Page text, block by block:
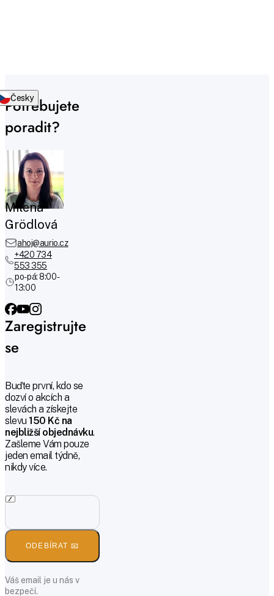
Potřebujete
poradit?
Milena
Grödlová
ahoj@aurio.cz
+420 734
553 355
po-pá: 8:00 -
13:00
Zaregistrujte
se
Buďte první, kdo se
dozví o akcích a
slevách a získejte
slevu150 Kč na
nejbližší objednávku.
Zašleme Vám pouze
jeden email týdně,
nikdy více.
ODEBÍRAT 📧
Váš email je u nás v
bezpečí.
Česky